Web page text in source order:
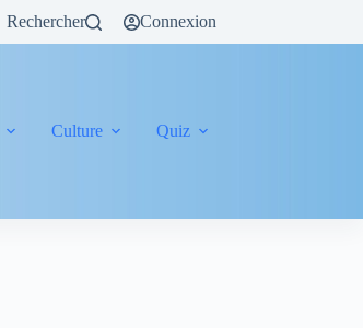
Rechercher Connexion
Culture Quiz